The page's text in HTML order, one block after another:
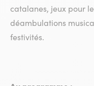
catalanes, jeux pour
déambulations
festivités.